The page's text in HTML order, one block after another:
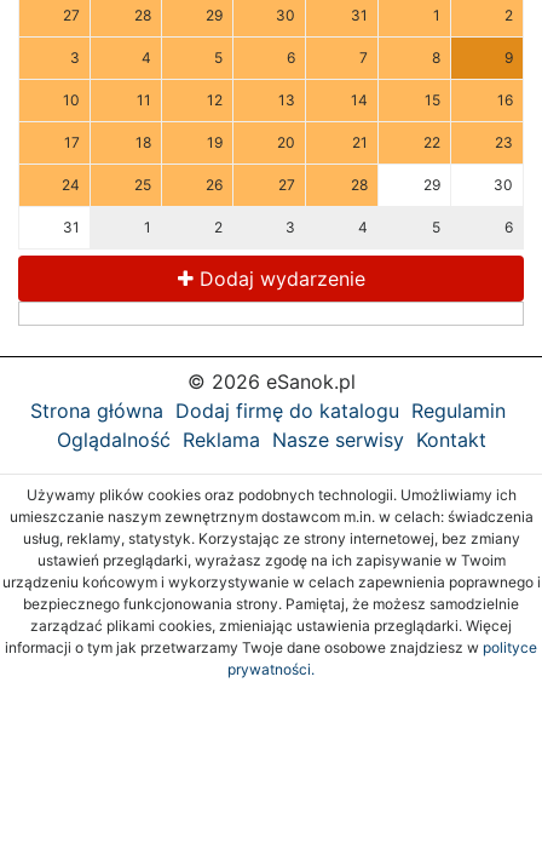
27 28 29 30 31 1 2
3 4 5 6 7 8 9
10 11 12 13 14 15 16
17 18 19 20 21 22 23
24 25 26 27 28 29 30
31 1 2 3 4 5 6
Dodaj wydarzenie
© 2026 eSanok.pl
Strona główna Dodaj firmę do katalogu Regulamin
Oglądalność Reklama Nasze serwisy Kontakt
Używamy plików cookies oraz podobnych technologii. Umożliwiamy ich
umieszczanie naszym zewnętrznym dostawcom m.in. w celach: świadczenia
usług, reklamy, statystyk. Korzystając ze strony internetowej, bez zmiany
ustawień przeglądarki, wyrażasz zgodę na ich zapisywanie w Twoim
urządzeniu końcowym i wykorzystywanie w celach zapewnienia poprawnego i
bezpiecznego funkcjonowania strony. Pamiętaj, że możesz samodzielnie
zarządzać plikami cookies, zmieniając ustawienia przeglądarki. Więcej
informacji o tym jak przetwarzamy Twoje dane osobowe znajdziesz w polityce
prywatności.